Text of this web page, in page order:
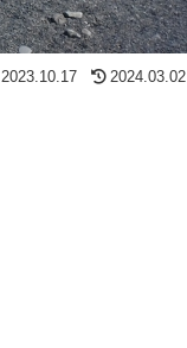
2023.10.17 2024.03.02